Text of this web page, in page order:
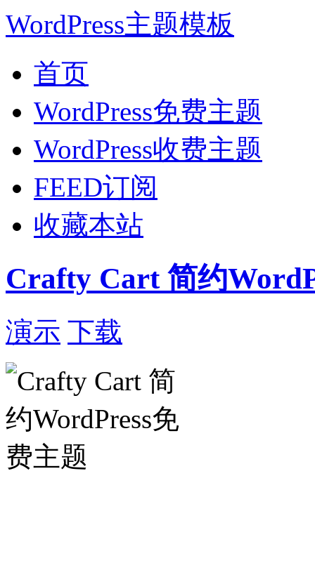
WordPress主题模板
首页
WordPress免费主题
WordPress收费主题
FEED订阅
收藏本站
Crafty Cart 简约
演示 下载